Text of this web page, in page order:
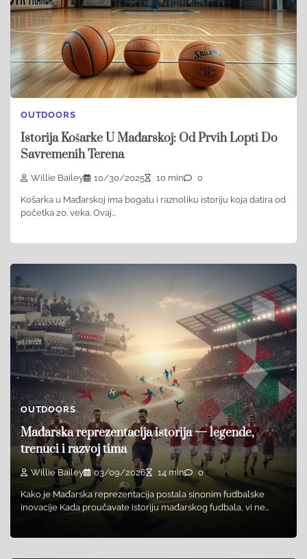
OUTDOORS
Istorija Košarke U Mađarskoj: Od Prvih Lopti Do
Savremenih Terena
Willie Bailey 10/30/2025 10 min 0
Košarka u Mađarskoj ima bogatu i raznoliku istoriju koja datira od
početka 20. veka. Ovaj…
OUTDOORS
Mađarska reprezentacija istorija — legende,
trenuci i razvoj tima
Willie Bailey 03/09/2026 14 min 0
Kako je Mađarska reprezentacija postala sinonim fudbalske
inovacije Kada proučavate istoriju mađarskog fudbala, vi ne…